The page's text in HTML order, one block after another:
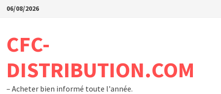
Passer
06/08/2026
CFC-
DISTRIBUTION.COM
– Acheter bien informé toute l'année.